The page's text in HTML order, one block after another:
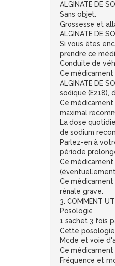
ALGINATE DE
Sans objet.
Grossesse et
ALGINATE DE
Si vous êtes
prendre ce
Conduite de
Ce médicament
ALGINATE DE
sodique (E218),
Ce médicament
maximal
La dose
de sodium
Parlez-en à
période
Ce
Ce médicament
rénale grave.
3. COMMENT
Posologie
1 sachet 3 fois
Cette
Mode et voie
Ce médicament
Fréquence et